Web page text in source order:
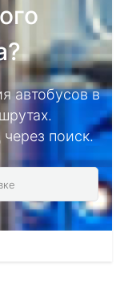
автобусов в
поиск.